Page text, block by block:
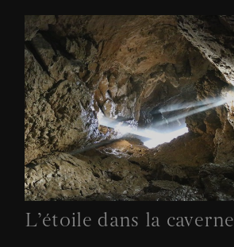
L'étoile dans la caverne